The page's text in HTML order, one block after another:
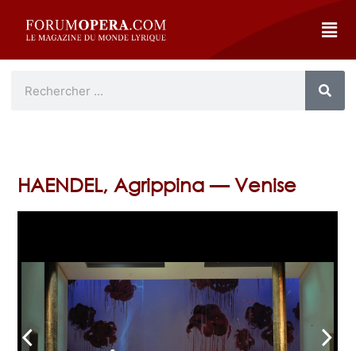
HAENDEL, Agrippina — Venise
arrow_back_ios arrow_forward_ios